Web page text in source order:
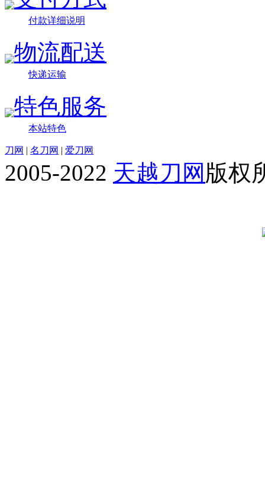
付款详细说明
物流配送
快递运输
特色服务
本站特色
刀网 | 名刀网 | 爱刀网
2005-2022 天越刀网 版权